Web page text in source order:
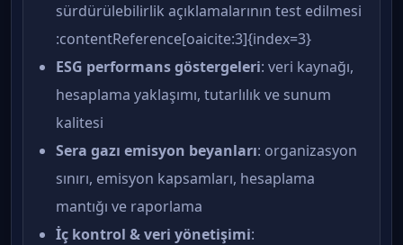
sürdürülebilirlik açıklamalarının test edilmesi
:contentReference[oaicite:3]{index=3}
ESG performans göstergeleri: veri kaynağı,
hesaplama yaklaşımı, tutarlılık ve sunum
kalitesi
Sera gazı emisyon beyanları: organizasyon
sınırı, emisyon kapsamları, hesaplama
mantığı ve raporlama
İç kontrol & veri yönetişimi: